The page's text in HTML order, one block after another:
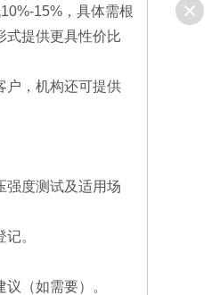
15%，具体需根
式提供更具性价比
户，机构还可提供
强度测试及适用场
。
（如需要）。